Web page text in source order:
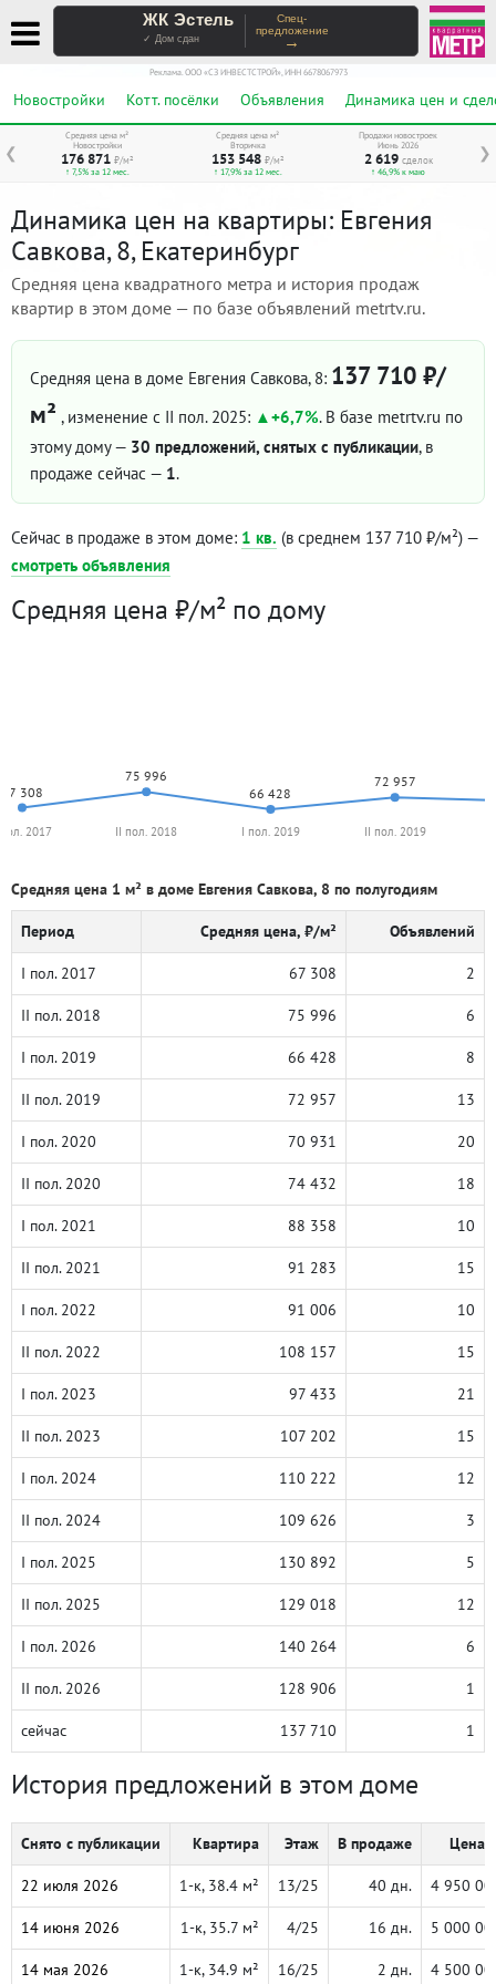
ЖК Эстель
✓ Дом сдан
Спец-
предложение
→
Реклама. ООО «СЗ ИНВЕСТСТРОЙ», ИНН 6678067973
Новостройки Котт. посёлки Объявления Динамика цен и
❮ ❯
Средняя цена м²
Новостройки
176 871 ₽/м²
↑ 7,5% за 12 мес.
Средняя цена м²
Вторичка
153 548 ₽/м²
↑ 17,9% за 12 мес.
Продажи новостроек
Июнь 2026
2 619 сделок
↑ 46,9% к маю
Динамика цен на квартиры: Евгения
Савкова, 8, Екатеринбург
Средняя цена квадратного метра и история продаж
квартир в этом доме — по базе объявлений metrtv.ru.
Средняя цена в доме Евгения Савкова, 8: 137 710 ₽/
м² , изменение с II пол. 2025: +6,7%. В базе metrtv.ru по
этому дому — 30 предложений, снятых с публикации, в
продаже сейчас — 1.
Сейчас в продаже в этом доме: 1 кв. (в среднем 137 710 ₽/м²) —
смотреть объявления
Средняя цена ₽/м² по дому
67 308
75 996
66 428
72 957
2017 II пол. 2018 I пол. 2019 II пол. 2019
Средняя цена 1 м² в доме Евгения Савкова, 8 по полугодиям
Период Средняя цена, ₽/м² Объявлений
I пол. 2017 67 308 2
II пол. 2018 75 996 6
I пол. 2019 66 428 8
II пол. 2019 72 957 13
I пол. 2020 70 931 20
II пол. 2020 74 432 18
I пол. 2021 88 358 10
II пол. 2021 91 283 15
I пол. 2022 91 006 10
II пол. 2022 108 157 15
I пол. 2023 97 433 21
II пол. 2023 107 202 15
I пол. 2024 110 222 12
II пол. 2024 109 626 3
I пол. 2025 130 892 5
II пол. 2025 129 018 12
I пол. 2026 140 264 6
II пол. 2026 128 906 1
сейчас 137 710 1
История предложений в этом доме
Снято с публикации Квартира Этаж В продаже Цена,
22 июля 2026 1-к, 38.4 м² 13/25 40 дн. 4 950
14 июня 2026 1-к, 35.7 м² 4/25 16 дн. 5 000
14 мая 2026 1-к, 34.9 м² 16/25 2 дн. 4 500